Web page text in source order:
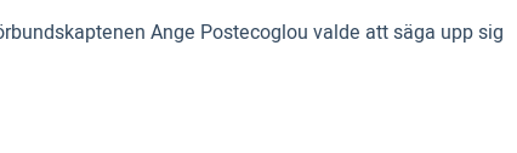
Ange Postecoglou valde att säga upp sig